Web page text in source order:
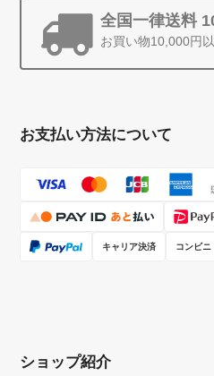
全国一律送料
お買い物10,000円
お支払い方法について
キャリア決済 コンビ
ショップ紹介